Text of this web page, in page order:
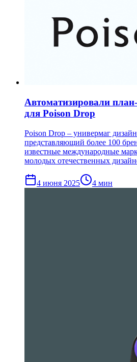
Автоматизировали
для Poison Drop
Poison Drop – универмаг
представляющий более 100
известные международные
молодых отечественных
4 июня 2025 4 мин